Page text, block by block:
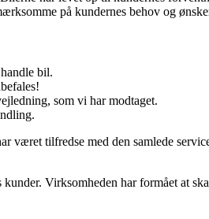
på kundernes behov og
bil.
som vi har modtaget.
tilfredse med den samlede
Virksomheden har formået at